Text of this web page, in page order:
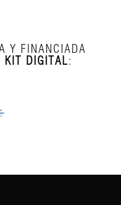
Y FINANCIADA
KIT DIGITAL: